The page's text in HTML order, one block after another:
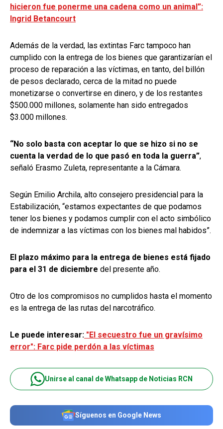
hicieron fue ponerme una cadena como un animal”:
Ingrid Betancourt
Además de la verdad, las extintas Farc tampoco han
cumplido con la entrega de los bienes que garantizarían el
proceso de reparación a las víctimas, en tanto, del billón
de pesos declarado, cerca de la mitad no puede
monetizarse o convertirse en dinero, y de los restantes
$500.000 millones, solamente han sido entregados
$3.000 millones.
“No solo basta con aceptar lo que se hizo si no se
cuenta la verdad de lo que pasó en toda la guerra”,
señaló Erasmo Zuleta, representante a la Cámara.
Según Emilio Archila, alto consejero presidencial para la
Estabilización, “estamos expectantes de que podamos
tener los bienes y podamos cumplir con el acto simbólico
de indemnizar a las víctimas con los bienes mal habidos”.
El plazo máximo para la entrega de bienes está fijado
para el 31 de diciembre del presente año.
Otro de los compromisos no cumplidos hasta el momento
es la entrega de las rutas del narcotráfico.
Le puede interesar: "El secuestro fue un gravísimo
error": Farc pide perdón a las víctimas
Unirse al canal de Whatsapp de Noticias RCN
Síguenos en Google News